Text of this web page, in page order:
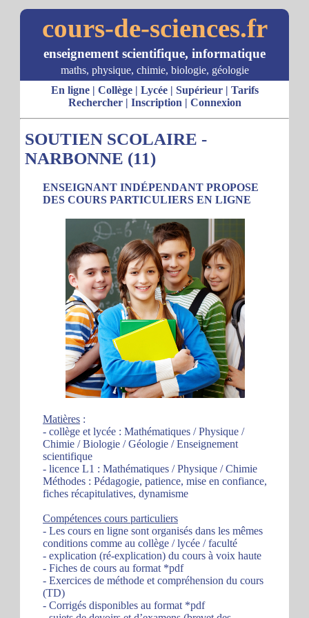
cours-de-sciences.fr
enseignement scientifique, informatique
maths, physique, chimie, biologie, géologie
En ligne| Collège| Lycée| Supérieur| Tarifs
Rechercher| Inscription | Connexion
SOUTIEN SCOLAIRE -
NARBONNE (11)
ENSEIGNANT INDÉPENDANT PROPOSE
DES COURS PARTICULIERS EN LIGNE
Matières :
- collège et lycée : Mathématiques / Physique /
Chimie / Biologie / Géologie / Enseignement
scientifique
- licence L1 : Mathématiques / Physique / Chimie
Méthodes : Pédagogie, patience, mise en confiance,
fiches récapitulatives, dynamisme
Compétences cours particuliers
- Les cours en ligne sont organisés dans les mêmes
conditions comme au collège / lycée / faculté
- explication (ré-explication) du cours à voix haute
- Fiches de cours au format *pdf
- Exercices de méthode et compréhension du cours
(TD)
- Corrigés disponibles au format *pdf